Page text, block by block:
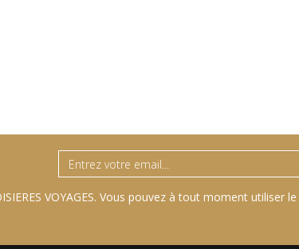
VOYAGES. Vous pouvez à tout moment utiliser le